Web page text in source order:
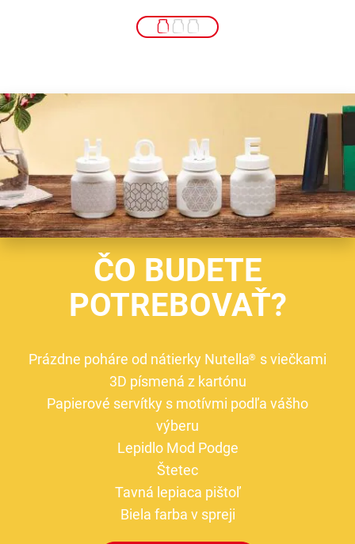
ČO BUDETE
POTREBOVAŤ?
Prázdne poháre od nátierky Nutella® s viečkami
3D písmená z kartónu
Papierové servítky s motívmi podľa vášho
výberu
Lepidlo Mod Podge
Štetec
Tavná lepiaca pištoľ
Biela farba v spreji